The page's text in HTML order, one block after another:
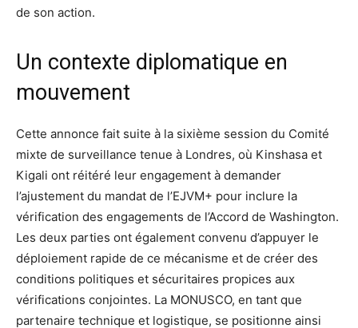
de son action.
Un contexte diplomatique en
mouvement
Cette annonce fait suite à la sixième session du Comité
mixte de surveillance tenue à Londres, où Kinshasa et
Kigali ont réitéré leur engagement à demander
l’ajustement du mandat de l’EJVM+ pour inclure la
vérification des engagements de l’Accord de Washington.
Les deux parties ont également convenu d’appuyer le
déploiement rapide de ce mécanisme et de créer des
conditions politiques et sécuritaires propices aux
vérifications conjointes. La MONUSCO, en tant que
partenaire technique et logistique, se positionne ainsi